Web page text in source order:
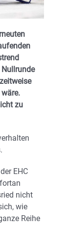
zu
EHC
nicht
wie
Reihe